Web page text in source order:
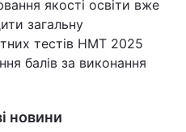
якості освіти вже
загальну
тестів НМТ 2025
балів за виконання
новини